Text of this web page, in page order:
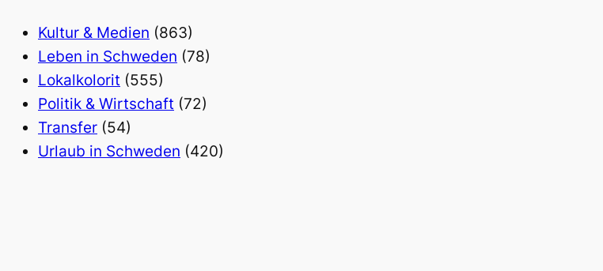
Kultur & Medien (863)
Leben in Schweden (78)
Lokalkolorit (555)
Politik & Wirtschaft (72)
Transfer (54)
Urlaub in Schweden (420)